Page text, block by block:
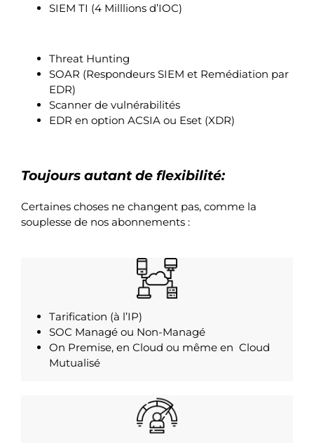
SIEM TI (4 Milllions d’IOC)
Threat Hunting
SOAR (Respondeurs SIEM et Remédiation par
EDR)
Scanner de vulnérabilités
EDR en option ACSIA ou Eset (XDR)
Toujours autant de flexibilité:
Certaines choses ne changent pas, comme la
souplesse de nos abonnements :
Tarification (à l’IP)
SOC Managé ou Non-Managé
On Premise, en Cloud ou même en Cloud
Mutualisé